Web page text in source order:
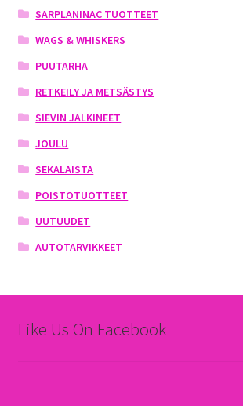
SARPLANINAC TUOTTEET
WAGS & WHISKERS
PUUTARHA
RETKEILY JA METSÄSTYS
SIEVIN JALKINEET
JOULU
SEKALAISTA
POISTOTUOTTEET
UUTUUDET
AUTOTARVIKKEET
Like Us On Facebook